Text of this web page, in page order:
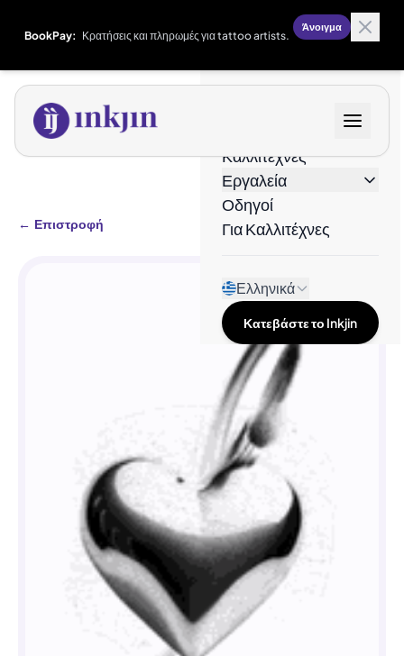
BookPay: Κρατήσεις και πληρωμές για tattoo artists.
Άνοιγμα
Καλλιτέχνες
Εργαλεία
Οδηγοί
Για Καλλιτέχνες
Ελληνικά
Κατεβάστε το Inkjin
← Επιστροφή